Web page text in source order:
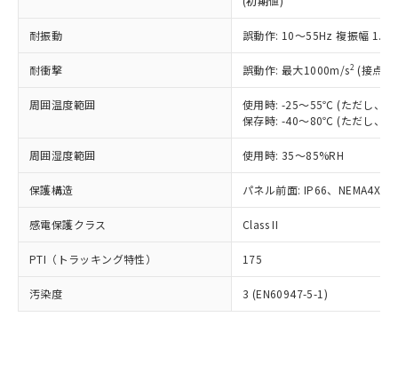
耐振動 誤動作: 10～55Hz 複振幅
耐衝撃 誤動作: 最大1000m/s2 (接点
周囲温度範囲
使用時: -25～55℃ (ただし、氷
保存時: -40～80℃ (ただし、氷
周囲湿度範囲 使用時: 35～85%RH
保護構造 パネル前面: IP66、NEMA4X,
感電保護クラス Class II
PTI（トラッキング特性） 175
汚染度 3 (EN60947-5-1)
正式な納期状況および標準価格はお客
様のお取引先、またはお客様担当のオ
オムロン制御機器販売店や当社販売拠
販売ネットワーク
」をご確認
在庫状況および標準価格結果を当社の
事前の承諾なく第三者に漏洩または開
示しないようお願いします。
マイパーツ機能（部品リスト作成サー
ビス）をご利用いただくには、I-Web
メンバーズにご登録されている必要が
あります。
登録された部品リストについて、当社
(PBDE) 1000ppm以下、フタル酸ビス(2-エチルヘキシ
ル) (DEHP)(別名：DOP) 1000ppm以下、フタル酸ブチ
ルベンジル（BBP） 1000ppm以下、フタル酸ジブチル
（DBP） 1000ppm以下、フタル酸ジイソブチル
但し、RoHS指令で産業用監視および制御機器に対する
フタル酸エステル類の４物質については閾値を超える意
図的な使用がないことを確認しています。
※2 対応予定月
部品在庫の切り替え状況などにより、予定
月が前後することがあります。
※3 非含有証明書ダウンロード
ニル類) : 1000ppm、 PBDEs(ポリ臭化ジフェニルエーテ
DBP(フタル酸ジブチル) : 1000ppm、 DIBP(フタル酸ジ
DEHP(フタル酸ビス(2-エチルヘキシル)) : 1000ppm
「ｅ」：有害物質（10物質）のすべてが基
準値以下であることを示します。
「10」：通常の使用状況下において有害物
質が外部に漏えいし、環境に深刻な影響を
及ぼさない年数を意味します。
「－」：未確認です。当社販売部門へお問
当社は規制貨物を破棄する場合は、完
全に破砕するなど、違法に輸出されな
いよう必要な手段を講じます。
当社は貴社製品を、核兵器、ミサイ
ル、化学兵器、生物兵器またはその他
武器並びにこれらの製造装置等に一切
当社は、貴社製品を第三者に販売する
場合は、上記1、2および3の内容を当
該第三者に通知します。また当社は、
販売先および販売に係わる関係者が違
法に輸出するおそれがある場合は、取
り引きをいたしません。
一定数以上の在庫あり
一定数には満たないが在庫あり
いては、お客様のお取引先、ま
たはお客様担当のオムロン制御
機器販売店・当社販売員にご確
白
受注生産機種、また在庫状況の
情報を公開していない機種